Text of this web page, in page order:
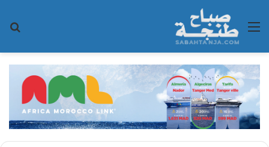
القائمة